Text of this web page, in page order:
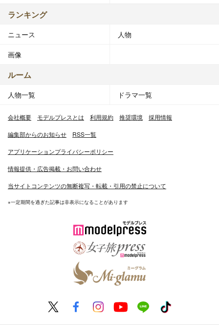
ランキング
ニュース 人物
画像
ルーム
人物一覧 ドラマ一覧
会社概要 モデルプレスとは 利用規約 推奨環境 採用情報
編集部からのお知らせ RSS一覧
アプリケーションプライバシーポリシー
情報提供・広告掲載・お問い合わせ
当サイトコンテンツの無断複写・転載・引用の禁止について
※一定期間を過ぎた記事は非表示になることがあります